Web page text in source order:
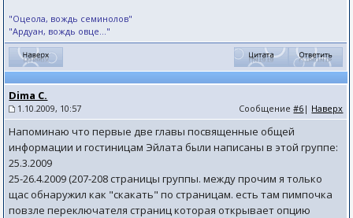
"Оцеола, вождь семинолов"
"Ардуан, вождь овце..."
Dima C.
1.10.2009, 10:57 Сообщение#6 | Наверх
Напоминаю что первые две главы посвященные общей
информации и гостиницам Эйлата были написаны в этой группе:
25.3.2009
25-26.4.2009 (207-208 страницы группы. между прочим я только
щас обнаружил как "скакать" по страницам. есть там пимпочка
повзле переключателя страниц которая открывает опцию